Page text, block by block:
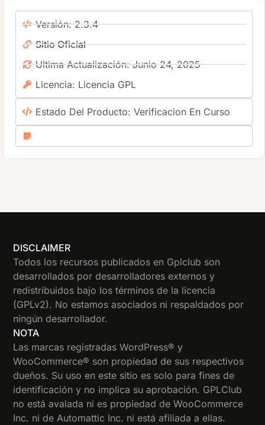
Versión: 2.3.4
Sitio Oficial
Ultima Actualización: Junio 24, 2025
Licencia: Licencia GPL
Estado Del Producto: Verificacion En Curso
DISCLAIMER
Todos los recursos publicados en Gplclub son
desarrollados por desarrolladores externos y
redistribuidos bajo los términos de la licencia
(GPLv2). No estamos asociados ni respaldados por
ningún desarrollador.
NOTA
Las marcas registradas WordPress® y
WooCommerce® son propiedad de sus respectivos
dueños. Su uso en este sitio es solo para fines de
identificación y no implica su aprobación. GPLClub
no está avalada ni es propiedad de WooCommerce
Inc. ni de Automattic Inc. ni está afiliada a ellas.